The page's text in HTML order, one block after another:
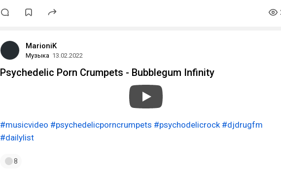
MarioniK
Музыка 13.02.2022
Psychedelic Porn Crumpets - Bubblegum Infinity
#musicvideo #psychedelicporncrumpets #psychodelicrock #djdrugfm
#dailylist
8